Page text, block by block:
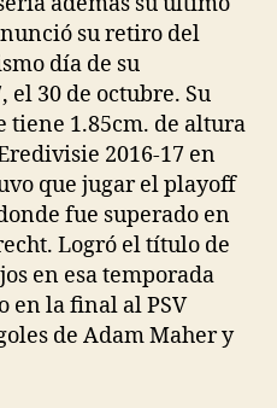
su retiro del
día de su
el 30 de octubre. Su
tiene 1.85cm. de altura
2016-17 en
que jugar el playoff
fue superado en
Logró el título de
en esa temporada
en la final al PSV
de Adam Maher y